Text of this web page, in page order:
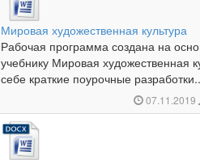
Мировая художественная культура
Рабочая программа создана на
учебнику Мировая художественная
себе краткие поурочные
07.11.2019